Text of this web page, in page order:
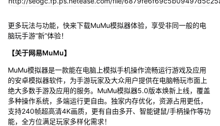
更多玩法与功能，快来下载MuMu模拟器体验，享受非同一般的电
脑玩手游“新”体验！
【关于网易MuMu】
MuMu模拟器是一款能在电脑上模拟手机操作流畅运行游戏及应用
的安卓模拟器软件，为手游玩家及大众用户提供在电脑畅玩市面上
绝大多数手游及应用的服务。MuMu模拟器5.0版本焕新上线，覆盖
多种操作系统，多端运行更自由。独家内存优化，资源占用更低，
支持240帧超高清4K画质，更有自由多开、智能键鼠/手柄操作等功
能，全方位满足玩家多样化需求！